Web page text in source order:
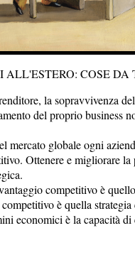
ALL'ESTERO: COSE
la sopravvivenza
del proprio business
mercato globale ogni
Ottenere e migliorare
competitivo è
è quella strategia
economici è la capacità